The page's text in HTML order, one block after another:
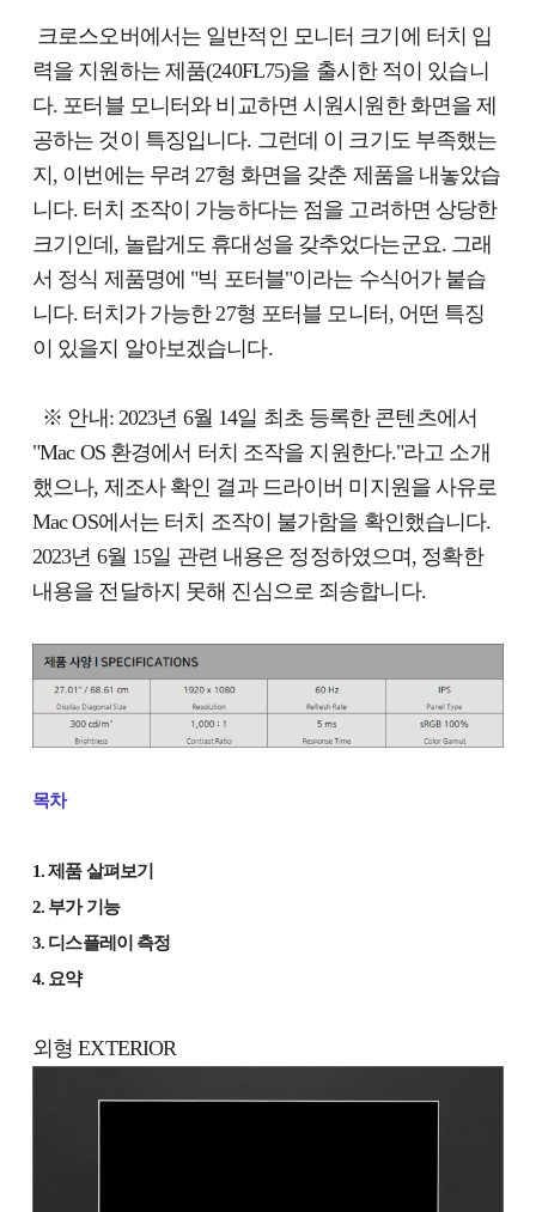
크로스오버에서는 일반적인 모니터 크기에 터치 입
력을 지원하는 제품(240FL75)을 출시한 적이 있습니
다. 포터블 모니터와 비교하면 시원시원한 화면을 제
공하는 것이 특징입니다. 그런데 이 크기도 부족했는
지, 이번에는 무려 27형 화면을 갖춘 제품을 내놓았습
니다. 터치 조작이 가능하다는 점을 고려하면 상당한
크기인데, 놀랍게도 휴대성을 갖추었다는군요. 그래
서 정식 제품명에 "빅 포터블"이라는 수식어가 붙습
니다. 터치가 가능한 27형 포터블 모니터, 어떤 특징
이 있을지 알아보겠습니다.
※ 안내: 2023년 6월 14일 최초 등록한 콘텐츠에서
"Mac OS 환경에서 터치 조작을 지원한다."라고 소개
했으나, 제조사 확인 결과 드라이버 미지원을 사유로
Mac OS에서는 터치 조작이 불가함을 확인했습니다.
2023년 6월 15일 관련 내용은 정정하였으며, 정확한
내용을 전달하지 못해 진심으로 죄송합니다.
목차
1. 제품 살펴보기
2. 부가 기능
3. 디스플레이 측정
4. 요약
외형 EXTERIOR